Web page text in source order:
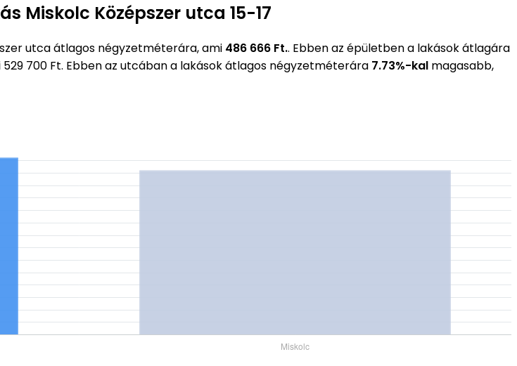
Miskolc Középszer utca 15-17
utca átlagos négyzetméterára, ami 486 666 Ft.. Ebben az épületben a lakások átlagára
700 Ft. Ebben az utcában a lakások átlagos négyzetméterára 7.73%-kal magasabb,